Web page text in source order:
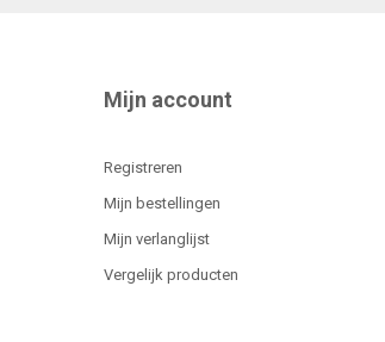
Mijn account
Registreren
Mijn bestellingen
Mijn verlanglijst
Vergelijk producten